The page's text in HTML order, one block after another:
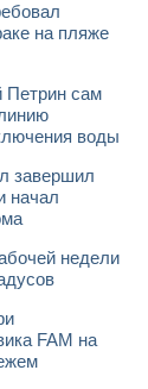
на пляже
Петрин сам
воды
завершил
начал
недели
FAM на